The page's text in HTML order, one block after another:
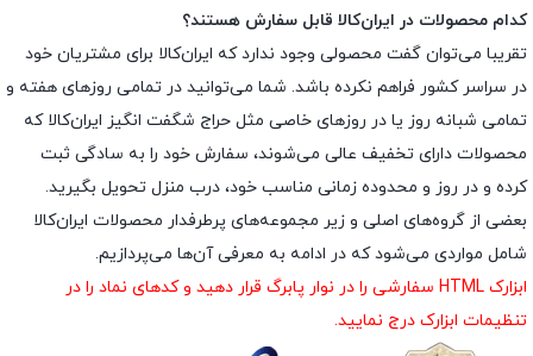
کدام محصولات در ایران‌کالا قابل سفارش هستند؟
تقریبا می‌توان گفت محصولی وجود ندارد که ایران‌کالا برای مشتریان خود
در سراسر کشور فراهم نکرده باشد. شما می‌توانید در تمامی روزهای هفته و
تمامی شبانه روز یا در روزهای خاصی مثل حراج شگفت انگیز ایران‌کالا که
محصولات دارای تخفیف عالی می‌شوند، سفارش خود را به سادگی ثبت
کرده و در روز و محدوده زمانی مناسب خود، درب منزل تحویل بگیرید.
بعضی از گروه‌های اصلی و زیر مجموعه‌های پرطرفدار محصولات ایران‌کالا
شامل مواردی می‌شود که در ادامه به معرفی آن‌ها می‌پردازیم.
ابزارک HTML سفارشی را در نوار پابرگ قرار دهید و کدهای نماد را در
تنظیمات ابزارک درج نمایید.